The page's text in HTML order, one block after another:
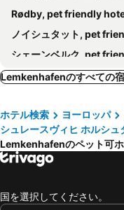
Rødby, pet friendly
ノイシュタット, pet friendly
シェーンベルク, pet friendly
Fehmarnsund, pet friendly
ダーメ, pet friendly
オルデンブルク イン ホルシュタイン, pet
Humble, pet friendly
ジークスドルフ, pet friendly
Lemkenhafenのすべての
ホテル検索 ヨーロッパ
シュレースヴィヒ ホルシュ
Lemkenhafenのペット可
国を選択してください。